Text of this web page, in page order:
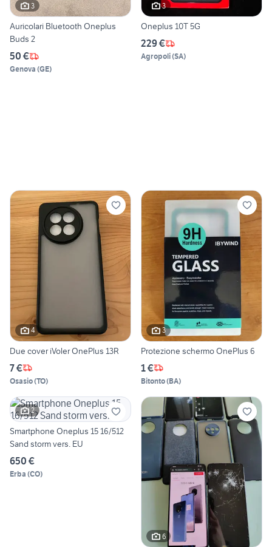
3
Auricolari Bluetooth Oneplus
Buds 2
50 €
Genova (GE)
3
Oneplus 10T 5G
229 €
Agropoli(SA)
4
Due cover iVoler OnePlus 13R
7 €
Osasio(TO)
3
Protezione schermo OnePlus 6
1 €
Bitonto(BA)
2
Smartphone Oneplus 15 16/512
Sand storm vers. EU
650 €
Erba (CO)
6